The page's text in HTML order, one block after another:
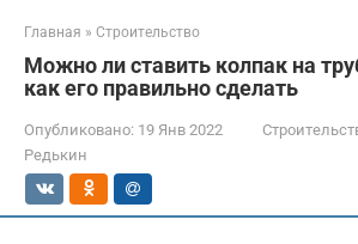
Главная » Строительство
Можно ли ставить колпак на
как его правильно сделать
Опубликовано: 19 Янв 2022
Редькин